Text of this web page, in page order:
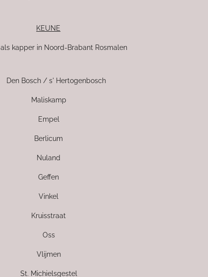
KEUNE
als kapper in Noord-Brabant Rosmalen
Den Bosch / s' Hertogenbosch
Maliskamp
Empel
Berlicum
Nuland
Geffen
Vinkel
Kruisstraat
Oss
Vlijmen
St. Michielsgestel